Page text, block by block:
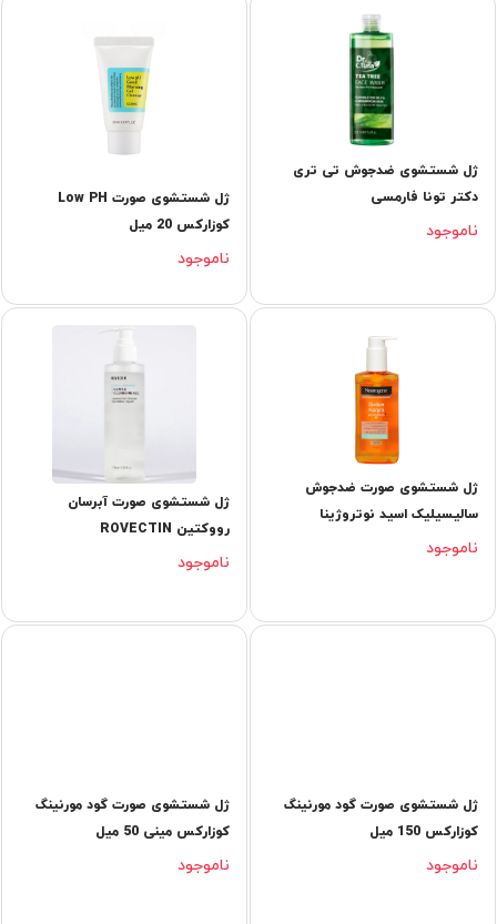
ژل شستشوی ضدجوش تی تری
دکتر تونا فارمسی
ناموجود
ژل شستشوی صورت Low PH
کوزارکس 20 میل
ناموجود
ژل شستشوی صورت ضدجوش
سالیسیلیک اسید نوتروژینا
ناموجود
ژل شستشوی صورت آبرسان
رووکتین ROVECTIN
ناموجود
ژل شستشوی صورت گود مورنینگ
کوزارکس 150 میل
ناموجود
ژل شستشوی صورت گود مورنینگ
کوزارکس مینی 50 میل
ناموجود